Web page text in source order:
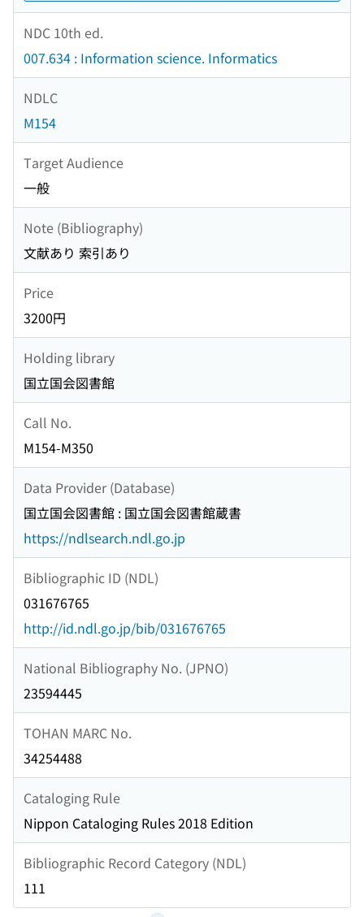
NDC 10th ed.
007.634 : Information science. Informatics
NDLC
M154
Target Audience
一般
Note (Bibliography)
文献あり 索引あり
Price
3200円
Holding library
国立国会図書館
Call No.
M154-M350
Data Provider (Database)
国立国会図書館 : 国立国会図書館蔵書
https://ndlsearch.ndl.go.jp
Bibliographic ID (NDL)
031676765
http://id.ndl.go.jp/bib/031676765
National Bibliography No. (JPNO)
23594445
TOHAN MARC No.
34254488
Cataloging Rule
Nippon Cataloging Rules 2018 Edition
Bibliographic Record Category (NDL)
111